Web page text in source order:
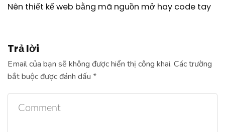
Nên thiết kế web bằng mã nguồn mở hay code tay
Trả lời
Email của bạn sẽ không được hiển thị công khai. Các trường
bắt buộc được đánh dấu *